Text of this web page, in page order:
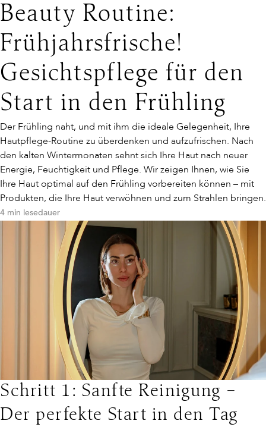
Beauty Routine:
Frühjahrsfrische!
Gesichtspflege für den
Start in den Frühling
Der Frühling naht, und mit ihm die ideale Gelegenheit, Ihre
Hautpflege-Routine zu überdenken und aufzufrischen. Nach
den kalten Wintermonaten sehnt sich Ihre Haut nach neuer
Energie, Feuchtigkeit und Pflege. Wir zeigen Ihnen, wie Sie
Ihre Haut optimal auf den Frühling vorbereiten können – mit
Produkten, die Ihre Haut verwöhnen und zum Strahlen bringen.
4 min lesedauer
Schritt 1: Sanfte Reinigung –
Der perfekte Start in den Tag